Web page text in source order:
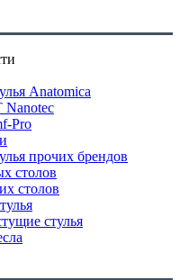
Anatomica
Nanotec
Pro
прочих брендов
столов
столов
стулья